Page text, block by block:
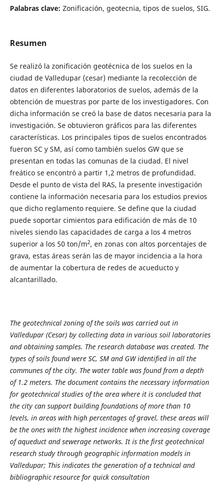
Palabras clave: Zonificación, geotecnia, tipos de suelos, SIG.
Resumen
Se realizó la zonificación geotécnica de los suelos en la
ciudad de Valledupar (cesar) mediante la recolección de
datos en diferentes laboratorios de suelos, además de la
obtención de muestras por parte de los investigadores. Con
dicha información se creó la base de datos necesaria para la
investigación. Se obtuvieron gráficos para las diferentes
características. Los principales tipos de suelos encontrados
fueron SC y SM, así como también suelos GW que se
presentan en todas las comunas de la ciudad. El nivel
freático se encontró a partir 1,2 metros de profundidad.
Desde el punto de vista del RAS, la presente investigación
contiene la información necesaria para los estudios previos
que dicho reglamento requiere. Se define que la ciudad
puede soportar cimientos para edificación de más de 10
niveles siendo las capacidades de carga a los 4 metros
superior a los 50 ton/m2, en zonas con altos porcentajes de
grava, estas áreas serán las de mayor incidencia a la hora
de aumentar la cobertura de redes de acueducto y
alcantarillado.
The geotechnical zoning of the soils was carried out in
Valledupar (Cesar) by collecting data in various soil laboratories
and obtaining samples. The research database was created. The
types of soils found were SC, SM and GW identified in all the
communes of the city. The water table was found from a depth
of 1.2 meters. The document contains the necessary information
for geotechnical studies of the area where it is concluded that
the city can support building foundations of more than 10
levels, in areas with high percentages of gravel, these areas will
be the ones with the highest incidence when increasing coverage
of aqueduct and sewerage networks. It is the first geotechnical
research study through geographic information models in
Valledupar; This indicates the generation of a technical and
bibliographic resource for quick consultation